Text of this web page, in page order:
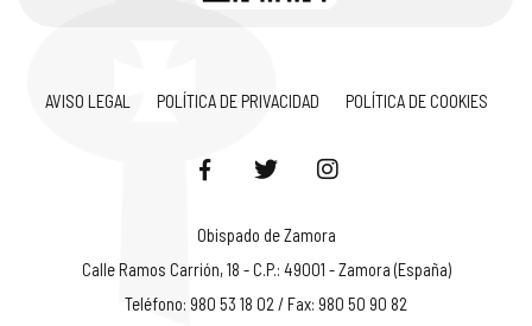
AVISO LEGAL POLÍTICA DE PRIVACIDAD POLÍTICA DE COOKIES
Obispado de Zamora
Calle Ramos Carrión, 18 - C.P.: 49001 - Zamora (España)
Teléfono: 980 53 18 02 / Fax: 980 50 90 82